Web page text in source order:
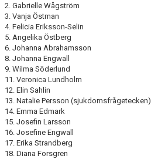
2. Gabrielle Wågström
3. Vanja Östman
4. Felicia Eriksson-Selin
5. Angelika Östberg
6. Johanna Abrahamsson
8. Johanna Engwall
9. Wilma Söderlund
11. Veronica Lundholm
12. Elin Sahlin
13. Natalie Persson (sjukdomsfrågetecken)
14. Emma Edmark
15. Josefin Larsson
16. Josefine Engwall
17. Erika Strandberg
18. Diana Forsgren